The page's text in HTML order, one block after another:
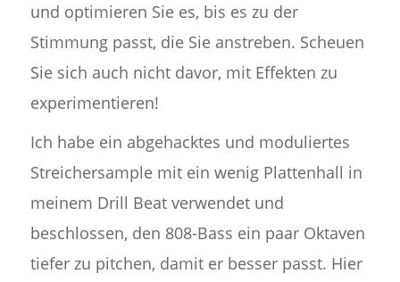
und optimieren Sie es, bis es zu der
Stimmung passt, die Sie anstreben. Scheuen
Sie sich auch nicht davor, mit Effekten zu
experimentieren!
Ich habe ein abgehacktes und moduliertes
Streichersample mit ein wenig Plattenhall in
meinem Drill Beat verwendet und
beschlossen, den 808-Bass ein paar Oktaven
tiefer zu pitchen, damit er besser passt. Hier